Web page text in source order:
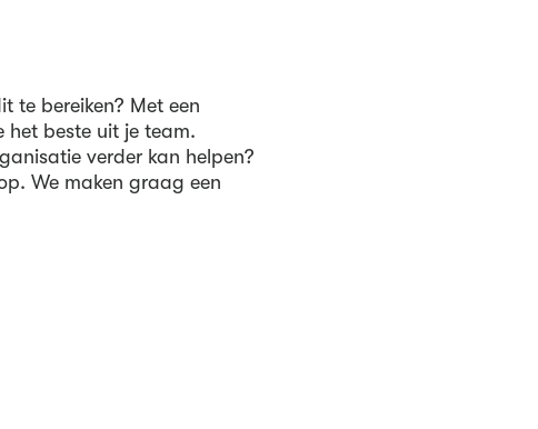
te bereiken? Met een
het beste uit je team.
verder kan helpen?
We maken graag een